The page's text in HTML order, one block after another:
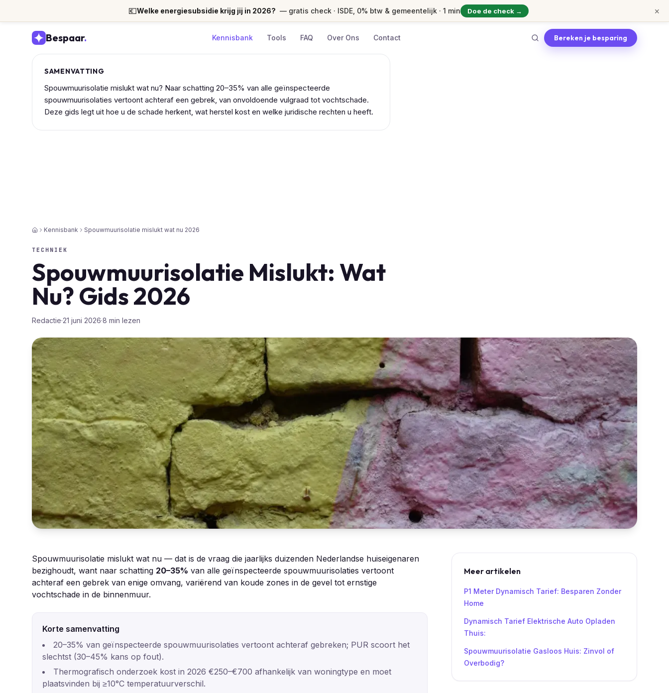
💶Welke energiesubsidie krijg jij in 2026? — gratis check · ISDE, 0% btw & gemeentelijk · 1 min Doe de check → ×
Bespaar. Kennisbank Tools FAQ Over Ons Contact Bereken je besparing
SAMENVATTING
Spouwmuurisolatie mislukt wat nu? Naar schatting 20–35% van alle geïnspecteerde
spouwmuurisolaties vertoont achteraf een gebrek, van onvoldoende vulgraad tot vochtschade.
Deze gids legt uit hoe u de schade herkent, wat herstel kost en welke juridische rechten u heeft.
HomeKennisbank Spouwmuurisolatie mislukt wat nu 2026
TECHNIEK
Spouwmuurisolatie Mislukt: Wat
Nu? Gids 2026
Redactie·21 juni 2026·8 min lezen
Spouwmuurisolatie mislukt wat nu — dat is de vraag die jaarlijks duizenden Nederlandse huiseigenaren
bezighoudt, want naar schatting 20–35% van alle geïnspecteerde spouwmuurisolaties vertoont
achteraf een gebrek van enige omvang, variërend van koude zones in de gevel tot ernstige
vochtschade in de binnenmuur.
Korte samenvatting
20–35% van geïnspecteerde spouwmuurisolaties vertoont achteraf gebreken; PUR scoort het
slechtst (30–45% kans op fout).
Thermografisch onderzoek kost in 2026 €250–€700 afhankelijk van woningtype en moet
plaatsvinden bij ≥10°C temperatuurverschil.
Meer artikelen
P1 Meter Dynamisch Tarief: Besparen Zonder
Home
Dynamisch Tarief Elektrische Auto Opladen
Thuis:
Spouwmuurisolatie Gasloos Huis: Zinvol of
Overbodig?